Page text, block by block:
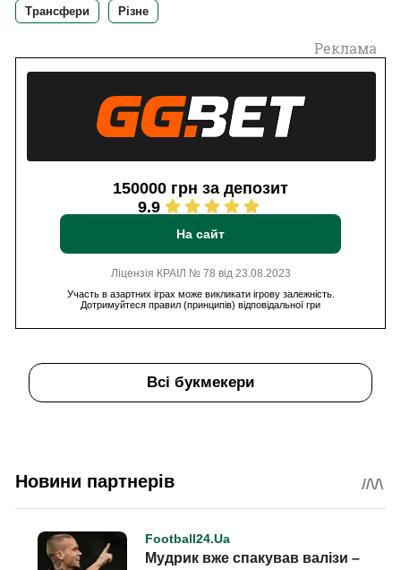
Трансфери Різне
Реклама
150000 грн за депозит
9.9
На сайт
Ліцензія КРАІЛ № 78 від 23.08.2023
Участь в азартних іграх може викликати ігрову залежність.
Дотримуйтеся правил (принципів) відповідальної гри
Всі букмекери